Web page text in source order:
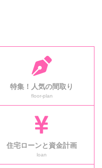
特集！人気の間取り
floor-plan
住宅ローンと資金計画
loan